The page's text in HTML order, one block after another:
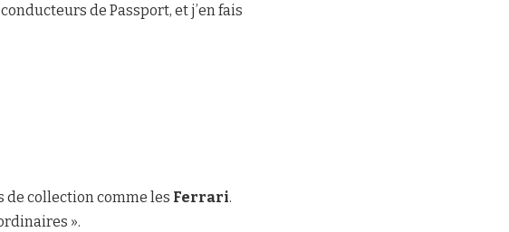
de Passport, et j’en fais
de collection comme les Ferrari.
».